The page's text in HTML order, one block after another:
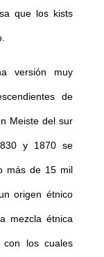
que los kists
versión muy
de
Meiste del sur
y 1870 se
más de 15 mil
origen étnico
mezcla étnica
los cuales